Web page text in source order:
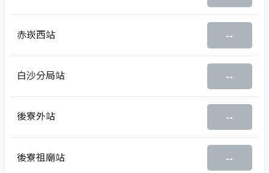
赤崁西站 --
白沙分局站 --
後寮外站 --
後寮祖廟站 --